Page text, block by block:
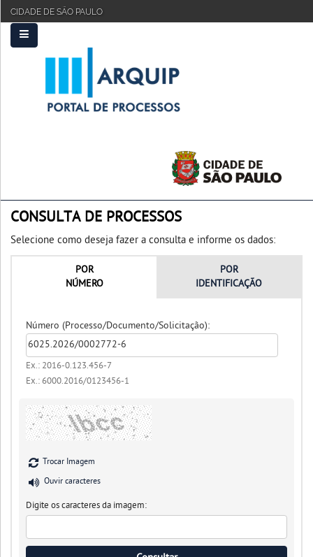
CIDADE DE SÃO PAULO
CONSULTA DE PROCESSOS
Selecione como deseja fazer a consulta e informe os dados:
POR
NÚMERO
POR
IDENTIFICAÇÃO
Número (Processo/Documento/Solicitação):
Ex.: 2016-0.123.456-7
Ex.: 6000.2016/0123456-1
Trocar Imagem
Ouvir caracteres
Digite os caracteres da imagem:
PRINCIPAL
FAQ